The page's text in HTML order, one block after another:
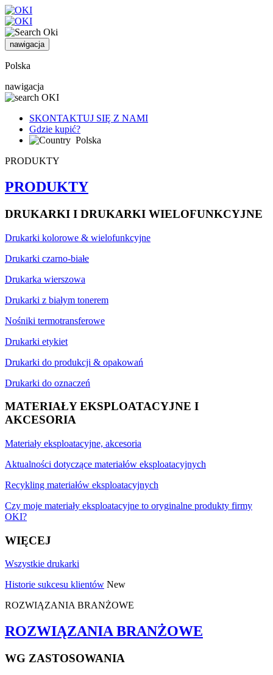
nawigacja
Polska
nawigacja
SKONTAKTUJ SIĘ Z NAMI
Gdzie kupić?
Polska
PRODUKTY
PRODUKTY
DRUKARKI I DRUKARKI WIELOFUNKCYJNE
Drukarki kolorowe & wielofunkcyjne
Drukarki czarno-białe
Drukarka wierszowa
Drukarki z białym tonerem
Nośniki termotransferowe
Drukarki etykiet
Drukarki do produkcji & opakowań
Drukarki do oznaczeń
MATERIAŁY EKSPLOATACYJNE I
AKCESORIA
Materiały eksploatacyjne, akcesoria
Aktualności dotyczące materiałów eksploatacyjnych
Recykling materiałów eksploatacyjnych
Czy moje materiały eksploatacyjne to oryginalne produkty firmy
OKI?
WIĘCEJ
Wszystkie drukarki
Historie sukcesu klientów New
ROZWIĄZANIA BRANŻOWE
ROZWIĄZANIA BRANŻOWE
WG ZASTOSOWANIA